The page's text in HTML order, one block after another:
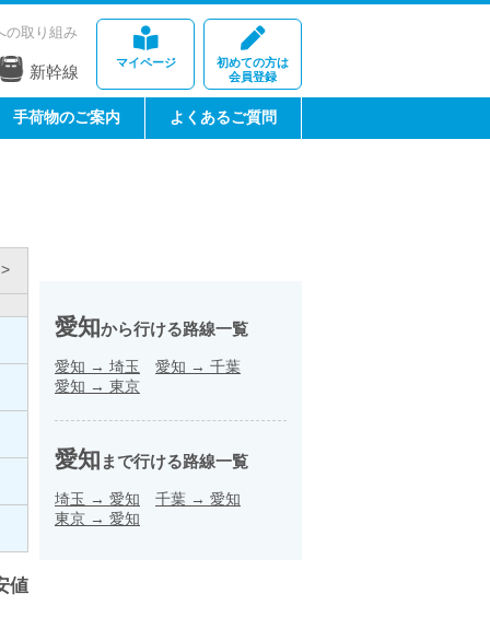
マイページ
初めての方は
会員登録
の取り組み
新幹線
手荷物のご案内 よくあるご質問
値
愛知から行ける路線一覧
愛知 → 埼玉 愛知 → 千葉
愛知 → 東京
愛知 まで行ける路線一覧
埼玉 → 愛知 千葉 → 愛知
東京 → 愛知